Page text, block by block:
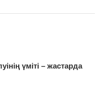
үміті – жастарда